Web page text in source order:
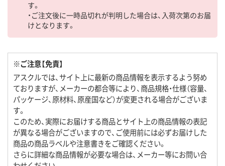
す。
・ご注文後に一時品切れが判明した場合は、入荷次第のお届
けとなります。
※ご注意【免責】
アスクルでは、サイト上に最新の商品情報を表示するよう努め
ておりますが、メーカーの都合等により、商品規格・仕様（容量、
パッケージ、原材料、原産国など）が変更される場合がございま
す。
このため、実際にお届けする商品とサイト上の商品情報の表記
が異なる場合がございますので、ご使用前には必ずお届けした
商品の商品ラベルや注意書きをご確認ください。
さらに詳細な商品情報が必要な場合は、メーカー等にお問い合